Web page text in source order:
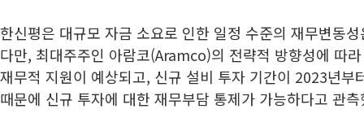
한신평은 대규모 자금 소요로 인한 일정 수준의 재무변동
다만, 최대주주인 아람코(Aramco)의 전략적 방향성에 따
재무적 지원이 예상되고, 신규 설비 투자 기간이 2023년부
때문에 신규 투자에 대한 재무부담 통제가 가능하다고 관